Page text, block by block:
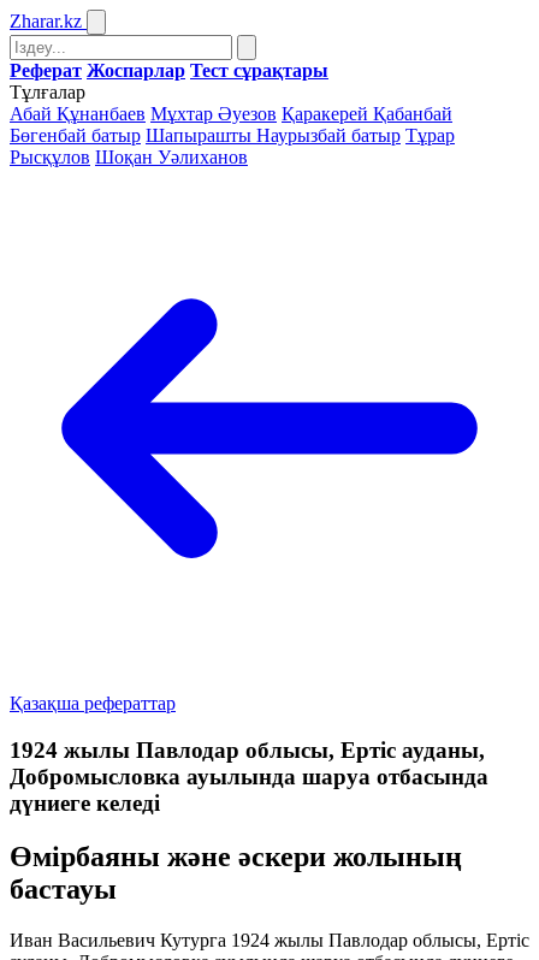
Zharar.kz
Реферат Жоспарлар Тест сұрақтары
Тұлғалар
Абай Құнанбаев Мұхтар Әуезов Қаракерей Қабанбай
Бөгенбай батыр Шапырашты Наурызбай батыр Тұрар
Рысқұлов Шоқан Уәлиханов
Қазақша рефераттар
1924 жылы Павлодар облысы, Ертіс ауданы,
Добромысловка ауылында шаруа отбасында
дүниеге келеді
Өмірбаяны және әскери жолының
бастауы
Иван Васильевич Кутурга 1924 жылы Павлодар облысы, Ертіс